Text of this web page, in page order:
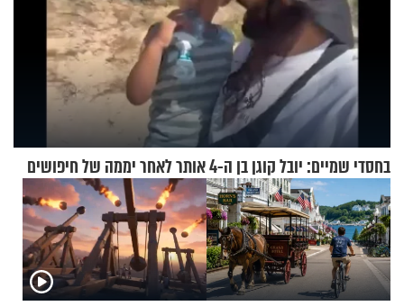
בחסדי שמיים: יובל קוגן בן ה-4 אותר לאחר יממה של חיפושים